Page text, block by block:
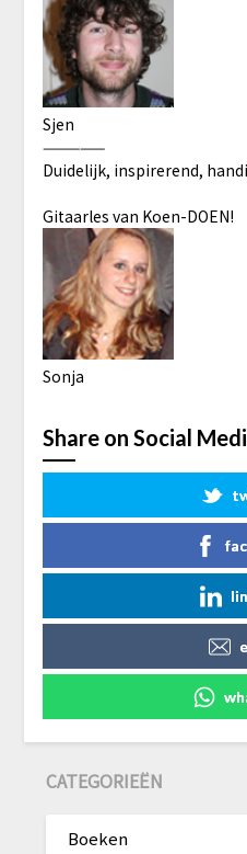
Sjen
—————
Duidelijk, inspirerend,
Gitaarles van Koen-DOEN!
Sonja
Share on Social
CATEGORIEËN
Boeken